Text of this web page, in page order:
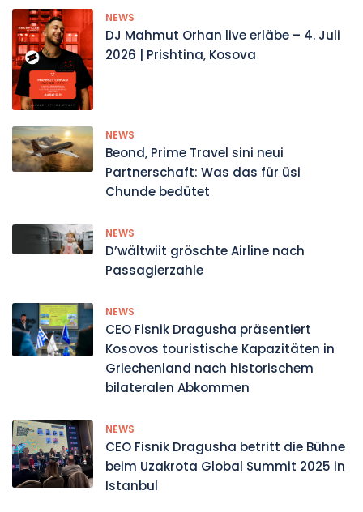
NEWS
DJ Mahmut Orhan live erläbe – 4. Juli
2026 | Prishtina, Kosova
NEWS
Beond, Prime Travel sini neui
Partnerschaft: Was das für üsi
Chunde bedütet
NEWS
D’wältwiit gröschte Airline nach
Passagierzahle
NEWS
CEO Fisnik Dragusha präsentiert
Kosovos touristische Kapazitäten in
Griechenland nach historischem
bilateralen Abkommen
NEWS
CEO Fisnik Dragusha betritt die Bühne
beim Uzakrota Global Summit 2025 in
Istanbul